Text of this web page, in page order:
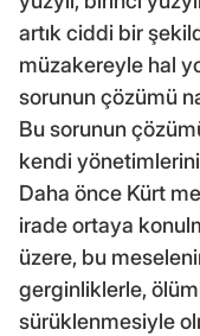
artık ciddi bir
müzakereyle hal
sorunun çözümü
Bu sorunun
kendi
Daha önce Kürt
irade ortaya
üzere, bu
gerginliklerle,
sürüklenmesiyle